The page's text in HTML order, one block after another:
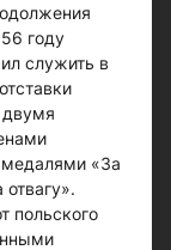
году
служить в
двумя
«За
польского